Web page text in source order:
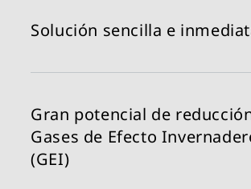
derivados principalmente de aceite
usado y grasas animales.
producción evita tanto los cambios
responsabilidad ambiental.
Solución sencilla e
Debido a la similitud química del
combustible para aviones
utilizarse en motores de aeronaves
requerir modificaciones. Así, el SAF
utilizado como una solución
Gran potencial de
Gases de Efecto
(GEI)